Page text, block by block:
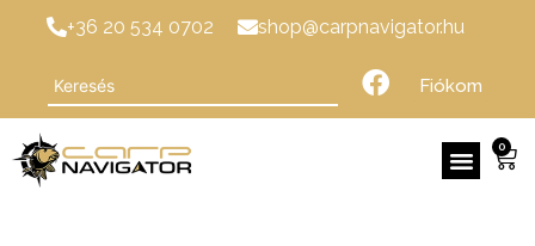
+36 20 534 0702 shop@carpnavigator.hu
Fiókom
0